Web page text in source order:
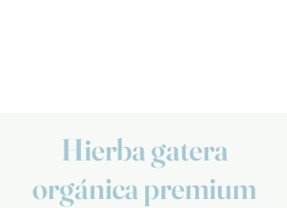
Hierba gatera
orgánica premium